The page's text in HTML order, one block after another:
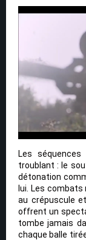
Les
troublant : le
détonation
lui. Les combats
au crépuscule
offrent un
tombe jamais
chaque balle